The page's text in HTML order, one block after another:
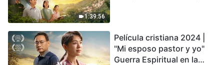
1:39:56
Película cristiana 2024 |
"Mi esposo pastor y yo"
Guerra Espiritual en la